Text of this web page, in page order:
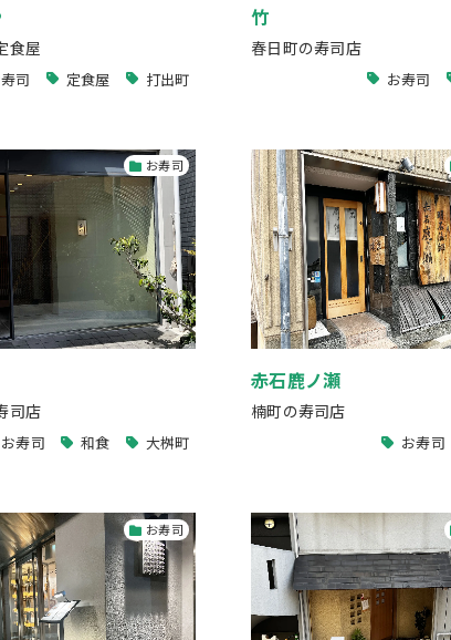
食屋
司 定食屋 打出町
竹
春日町の寿司店
お寿司
お寿司
司店
お寿司 和食 大桝町
赤石鹿ノ瀬
楠町の寿司店
お寿司
お寿司